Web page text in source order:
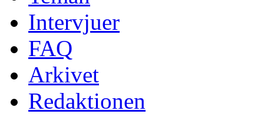
Intervjuer
FAQ
Arkivet
Redaktionen